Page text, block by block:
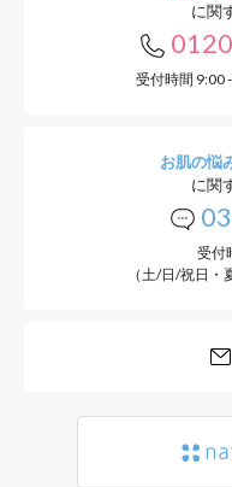
に関
受付時間 9:00
お肌の悩
に関
受付
（土/日/祝日・